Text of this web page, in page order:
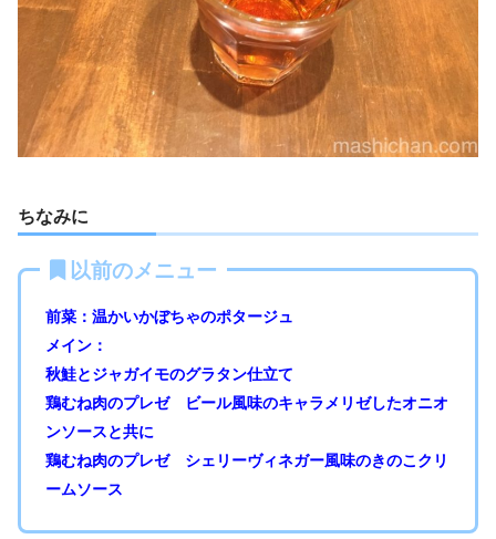
ちなみに
以前のメニュー
前菜： 温かいかぼちゃのポタージュ
メイン：
秋鮭とジャガイモのグラタン仕立て
鶏むね肉のプレゼ ビール風味のキャラメリゼしたオニオ
ンソースと共に
鶏むね肉のプレゼ シェリーヴィネガー風味のきのこクリ
ームソース